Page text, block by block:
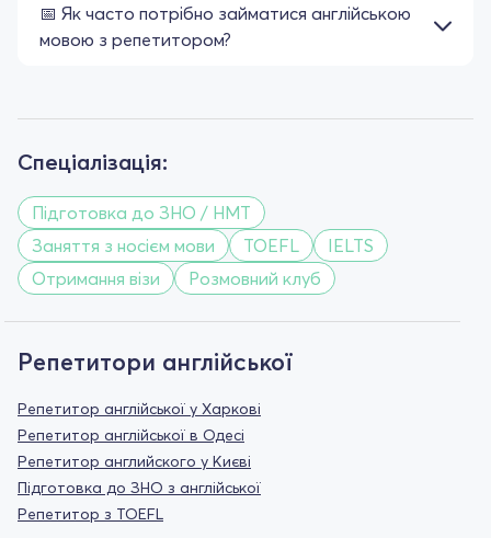
📅 Як часто потрібно займатися англійською
мовою з репетитором?
Спеціалізація:
Підготовка до ЗНО / НМТ
Заняття з носієм мови
TOEFL
IELTS
Отримання візи
Розмовний клуб
Репетитори англійської
Репетитор англійської у Харкові
Репетитор англійської в Одесі
Репетитор английского у Києві
Підготовка до ЗНО з англійської
Репетитор з TOEFL